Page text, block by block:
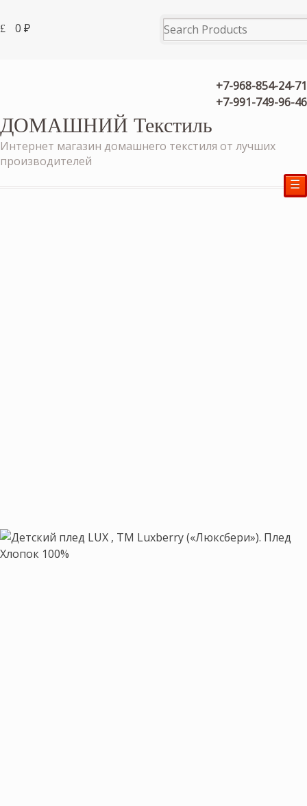
0 ₽
+7-968-854-24-71
+7-991-749-96-46
ДОМАШНИЙ Текстиль
Интернет магазин домашнего текстиля от лучших
производителей
☰